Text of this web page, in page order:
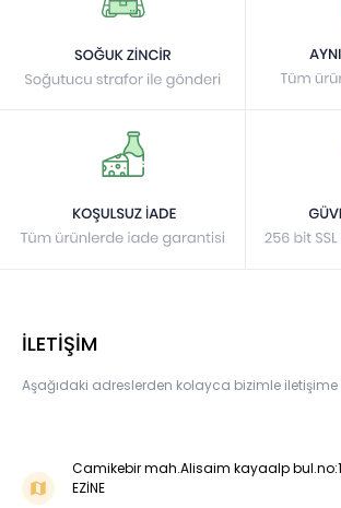
İLETİŞİM
Aşağıdaki adreslerden kolayca bizimle
Camikebir mah.Alisaim kayaalp
EZİNE